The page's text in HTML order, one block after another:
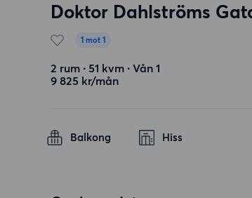
Doktor Dahlströms
1 mot 1
2 rum ∙ 51 kvm ∙ Vån 1
9 825 kr/mån
Balkong Hiss